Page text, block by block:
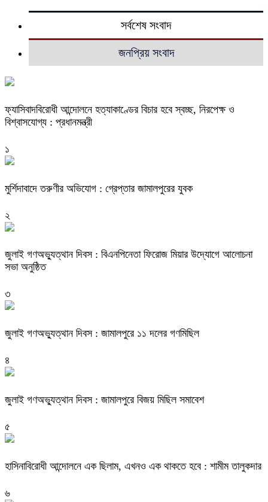
সর্বশেষ সংবাদ
জনপ্রিয় সংবাদ
ফ্যাসিবাদবিরোধী আন্দোলনে হত্যাকাণ্ডের বিচার হবে স্বচ্ছ, নিরপেক্ষ ও
বিশ্বাসযোগ্য : প্রধানমন্ত্রী
১
মুর্শিদাবাদে তরুণীর অভিযোগ : গ্রেপ্তার জামালপুরের যুবক
২
জুলাই গণঅভ্যুত্থান দিবস : বিএনপিনেতা ফিরোজ মিয়ার উদ্যোগে আলোচনা
সভা অনুষ্ঠিত
৩
জুলাই গণঅভ্যুত্থান দিবস : জামালপুরে ১১ দলের গণমিছিল
৪
জুলাই গণঅভ্যুত্থান দিবস : জামালপুরে বিজয় মিছিল সমাবেশ
৫
হাসিনাবিরোধী আন্দোলনে এক ছিলাম, এখনও এক থাকতে হবে : শামীম তালুকদার
৬